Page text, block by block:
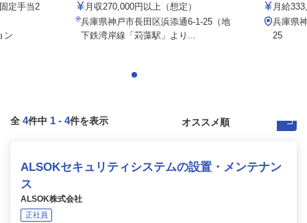
定手当2
ン
月収270,000円以上（想定）
兵庫県神戸市長田区浜添通6-1-25（地
下鉄湾岸線「苅藻駅」より...
月給
兵庫県
25
全 4件中 1 - 4件を表示
ALSOKセキュリティシステムの設置・メンテナン
ス
ALSOK株式会社
正社員